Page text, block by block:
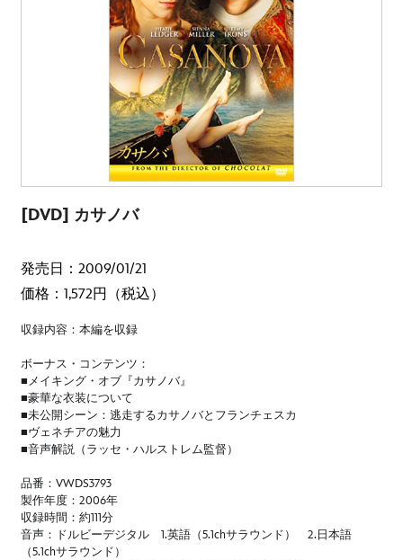
[DVD] カサノバ
発売日：2009/01/21
価格：1,572円（税込）
収録内容：本編を収録
ボーナス・コンテンツ：
■メイキング・オブ『カサノバ』
■豪華な衣装について
■未公開シーン：逃走するカサノバとフランチェスカ
■ヴェネチアの魅力
■音声解説（ラッセ・ハルストレム監督）
品番：VWDS3793
製作年度：2006年
収録時間：約111分
音声：ドルビーデジタル 1.英語（5.1chサラウンド） 2.日本語
（5.1chサラウンド）